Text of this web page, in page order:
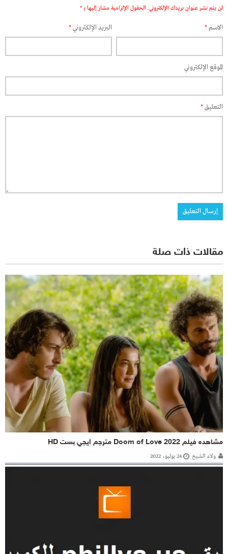
لن يتم نشر عنوان بريدك الإلكتروني. الحقول الإلزامية مشار إليها بـ *
الاسم* البريد الإلكتروني*
الموقع الإلكتروني
التعليق*
مقالات ذات صلة
مشاهده فيلم Doom of Love 2022 مترجم ايجي بست HD
ولاء الشيخ 24 يوليو، 2022